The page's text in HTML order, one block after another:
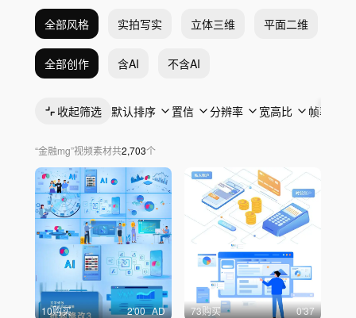
全部风格 实拍写实 立体三维 平面二维
全部创作 含AI 不含AI
收起筛选 默认排序 置信 分辨率 宽高比 帧率
“金融mg”视频素材共2,703个
10购买 2'00 AD 73购买 0'37